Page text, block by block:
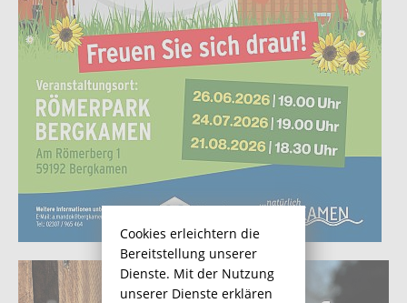
Cookies erleichtern die
Bereitstellung unserer
Dienste. Mit der Nutzung
unserer Dienste erklären